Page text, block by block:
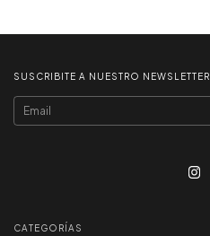
SUSCRIBITE A NUESTRO NEWSLETTER
CATEGORÍAS